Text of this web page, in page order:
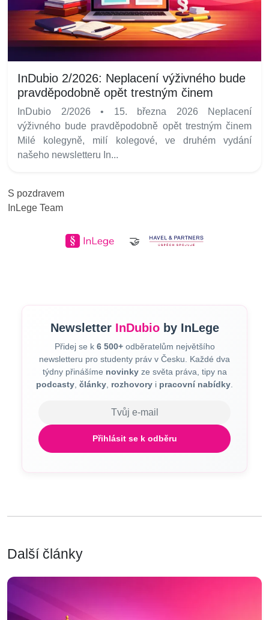
InDubio 2/2026: Neplacení výživného bude
pravděpodobně opět trestným činem
InDubio 2/2026 • 15. března 2026 Neplacení
výživného bude pravděpodobně opět trestným činem
Milé kolegyně, milí kolegové, ve druhém vydání
našeho newsletteru In...
S pozdravem
InLege Team
🤝
Newsletter InDubioby InLege
Přidej se k 6 500+odběratelům největšího
newsletteru pro studenty práv v Česku. Každé dva
týdny přinášíme novinkyze světa práva, tipy na
podcasty články rozhovory i pracovní nabídky
E-mail
Přihlásit se k odběru
Další články